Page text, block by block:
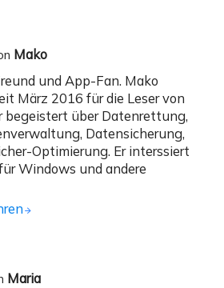
Mako
und App-Fan. Mako
März 2016 für die Leser von
begeistert über Datenrettung,
Datensicherung,
Optimierung. Er interssiert
Windows und andere
Maria